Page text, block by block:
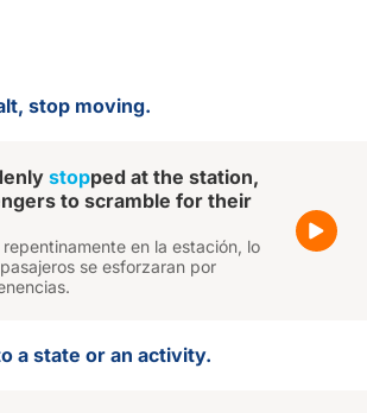
stop moving.
stopped at the station,
to scramble for their
en la estación, lo
se esforzaran por
a state or an activity.